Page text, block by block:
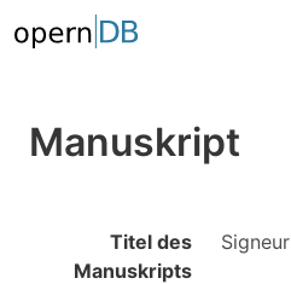
Manuskript
Titel des
Manuskripts
Signeur